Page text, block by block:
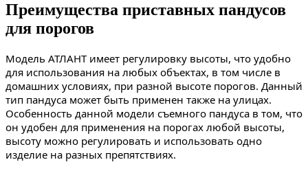
Преимущества приставных пандусов
для порогов
Модель АТЛАНТ имеет регулировку высоты, что удобно
для использования на любых объектах, в том числе в
домашних условиях, при разной высоте порогов. Данный
тип пандуса может быть применен также на улицах.
Особенность данной модели съемного пандуса в том, что
он удобен для применения на порогах любой высоты,
высоту можно регулировать и использовать одно
изделие на разных препятствиях.